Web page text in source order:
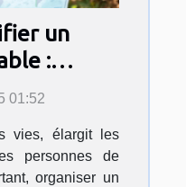
un
:
01:52
vies, élargit les
personnes de
organiser un